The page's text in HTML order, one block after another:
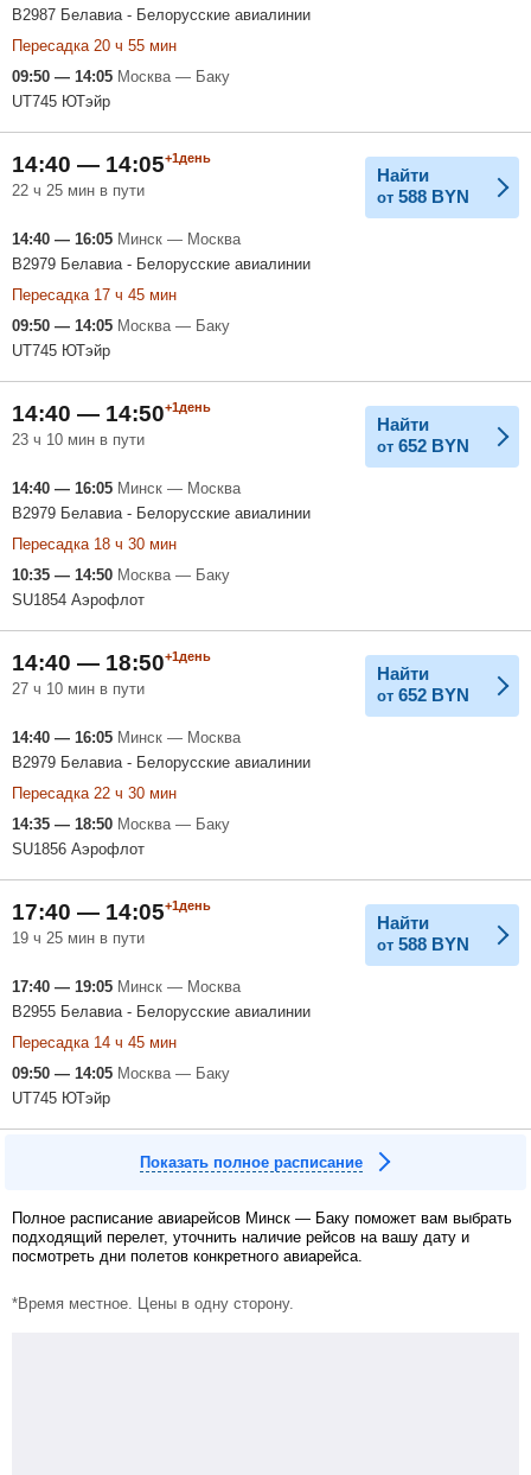
B2987 Белавиа - Белорусские авиалинии
Пересадка 20 ч 55 мин
09:50 — 14:05 Москва — Баку
UT745 ЮТэйр
14:40 — 14:05+1день
22 ч 25 мин в пути
Найти
от 588 BYN
14:40 — 16:05 Минск — Москва
B2979 Белавиа - Белорусские авиалинии
Пересадка 17 ч 45 мин
09:50 — 14:05 Москва — Баку
UT745 ЮТэйр
14:40 — 14:50+1день
23 ч 10 мин в пути
Найти
от 652 BYN
14:40 — 16:05 Минск — Москва
B2979 Белавиа - Белорусские авиалинии
Пересадка 18 ч 30 мин
10:35 — 14:50 Москва — Баку
SU1854 Аэрофлот
14:40 — 18:50+1день
27 ч 10 мин в пути
Найти
от 652 BYN
14:40 — 16:05 Минск — Москва
B2979 Белавиа - Белорусские авиалинии
Пересадка 22 ч 30 мин
14:35 — 18:50 Москва — Баку
SU1856 Аэрофлот
17:40 — 14:05+1день
19 ч 25 мин в пути
Найти
от 588 BYN
17:40 — 19:05 Минск — Москва
B2955 Белавиа - Белорусские авиалинии
Пересадка 14 ч 45 мин
09:50 — 14:05 Москва — Баку
UT745 ЮТэйр
Показать полное расписание
Полное расписание авиарейсов Минск — Баку поможет вам выбрать
подходящий перелет, уточнить наличие рейсов на вашу дату и
посмотреть дни полетов конкретного авиарейса.
*Время местное. Цены в одну сторону.